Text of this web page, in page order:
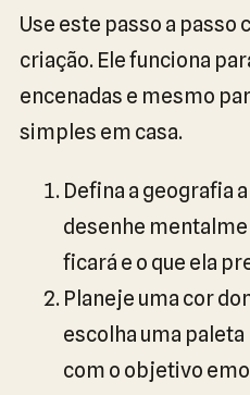
Use este passo a passo
criação. Ele funciona
encenadas e mesmo
simples em casa.
Defina a geografia
desenhe
ficará e o que ela
Planeje uma cor
escolha uma
com o objetivo